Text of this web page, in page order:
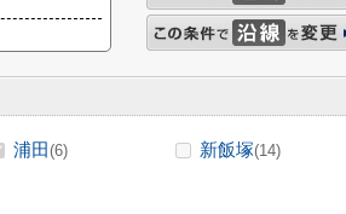
浦田(6) 新飯塚(14)